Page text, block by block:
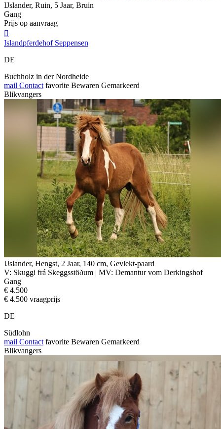
IJslander, Ruin, 5 Jaar, Bruin
Gang
Prijs op aanvraag

Islandpferdehof Seppensen
DE
Buchholz in der Nordheide
mail Contact favorite Bewaren Gemarkeerd
Blikvangers
IJslander, Hengst, 2 Jaar, 140 cm, Gevlekt-paard
V: Skuggi frá Skeggsstöðum | MV: Demantur vom Derkingshof
Gang
€ 4.500
€ 4.500 vraagprijs
DE
Südlohn
mail Contact favorite Bewaren Gemarkeerd
Blikvangers